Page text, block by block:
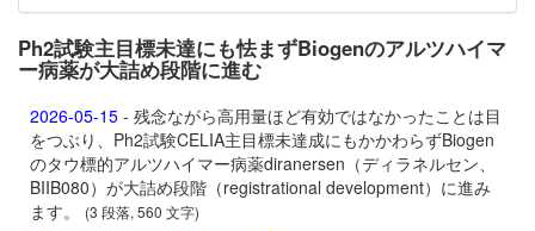
Ph2試験主目標未達にも怯まずBiogenのアルツハイマ
ー病薬が大詰め段階に進む
2026-05-15 - 残念ながら高用量ほど有効ではなかったことは目
をつぶり、Ph2試験CELIA主目標未達成にもかかわらずBiogen
のタウ標的アルツハイマー病薬diranersen（ディラネルセン、
BIIB080）が大詰め段階（registrational development）に進み
ます。
(3 段落, 560 文字)